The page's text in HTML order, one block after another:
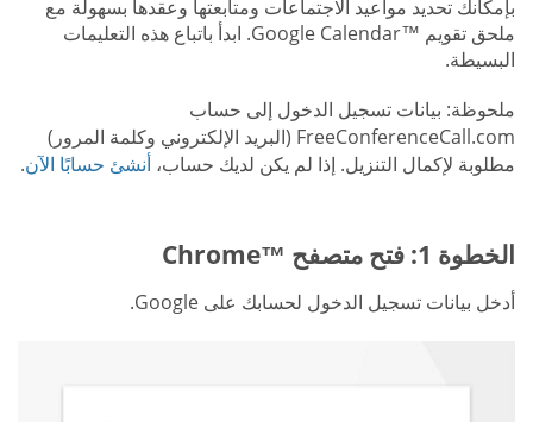
بإمكانك تحديد مواعيد الاجتماعات ومتابعتها وعقدها بسهولة مع
ملحق تقويم ™Google Calendar. ابدأ باتباع هذه التعليمات
البسيطة.
ملحوظة: بيانات تسجيل الدخول إلى حساب
FreeConferenceCall.com (البريد الإلكتروني وكلمة المرور)
مطلوبة لإكمال التنزيل. إذا لم يكن لديك حساب، أنشئ حسابًا الآن.
الخطوة 1: فتح متصفح ™Chrome
أدخل بيانات تسجيل الدخول لحسابك على Google.